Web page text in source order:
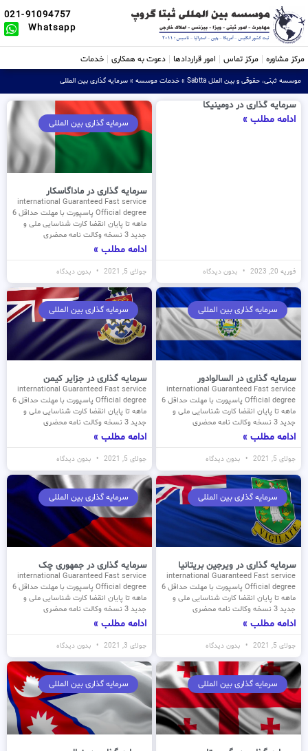
021-91094757
Whatsapp
مرکز مشاوره مرکز تماس امور قراردادها دعوت به همکاری خدمات
موسسه ثبتی، حقوقی و بین الملل Sabtta » خدمات موسسه » سرمایه گذاری بین المللی
سرمایه گذاری در دومینیکا
ادامه مطلب »
فوریه 20, 2023 بدون دیدگاه
سرمایه گذاری بین المللی
سرمایه گذاری در ماداگاسکار
international Guaranteed Fast service
Official degree پاسپورت با مهلت حداقل 6
ماهه تا پایان انقضا کارت شناسایی ملی و
جدید 3 نسخه وکالت نامه محضری
ادامه مطلب »
جولای 5, 2021 بدون دیدگاه
سرمایه گذاری بین المللی
سرمایه گذاری در السالوادور
international Guaranteed Fast service
Official degree پاسپورت با مهلت حداقل 6
ماهه تا پایان انقضا کارت شناسایی ملی و
جدید 3 نسخه وکالت نامه محضری
ادامه مطلب »
جولای 5, 2021 بدون دیدگاه
سرمایه گذاری بین المللی
سرمایه گذاری در جزایر کیمن
international Guaranteed Fast service
Official degree پاسپورت با مهلت حداقل 6
ماهه تا پایان انقضا کارت شناسایی ملی و
جدید 3 نسخه وکالت نامه محضری
ادامه مطلب »
جولای 5, 2021 بدون دیدگاه
سرمایه گذاری بین المللی
سرمایه گذاری در ویرجین بریتانیا
international Guaranteed Fast service
Official degree پاسپورت با مهلت حداقل 6
ماهه تا پایان انقضا کارت شناسایی ملی و
جدید 3 نسخه وکالت نامه محضری
ادامه مطلب »
جولای 5, 2021 بدون دیدگاه
سرمایه گذاری بین المللی
سرمایه گذاری در جمهوری چک
international Guaranteed Fast service
Official degree پاسپورت با مهلت حداقل 6
ماهه تا پایان انقضا کارت شناسایی ملی و
جدید 3 نسخه وکالت نامه محضری
ادامه مطلب »
جولای 3, 2021 بدون دیدگاه
سرمایه گذاری بین المللی سرمایه گذاری بین المللی